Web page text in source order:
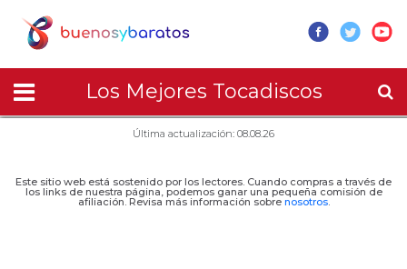
Los Mejores Tocadiscos
Última actualización: 08.08.26
Este sitio web está sostenido por los lectores. Cuando compras a través de
los links de nuestra página, podemos ganar una pequeña comisión de
afiliación. Revisa más información sobre nosotros.